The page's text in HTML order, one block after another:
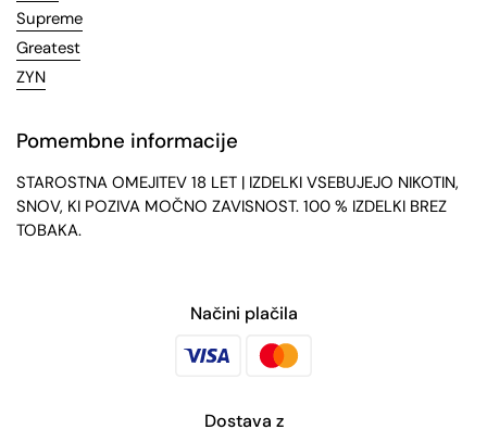
Supreme
Greatest
ZYN
Pomembne informacije
STAROSTNA OMEJITEV 18 LET | IZDELKI VSEBUJEJO NIKOTIN,
SNOV, KI POZIVA MOČNO ZAVISNOST. 100 % IZDELKI BREZ
TOBAKA.
Načini plačila
Dostava z